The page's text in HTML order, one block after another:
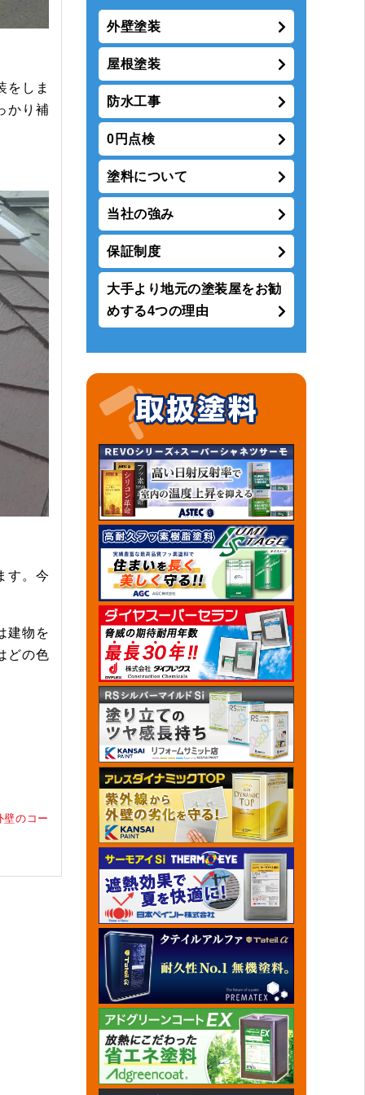
をしま
かり補
す。今
建物を
どの色
のコー
外壁塗装
屋根塗装
防水工事
0円点検
塗料について
当社の強み
保証制度
大手より地元の塗装屋をお勧
めする4つの理由